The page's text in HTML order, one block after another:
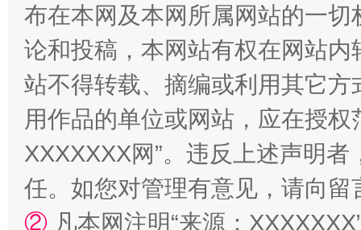
阿坝州三大球赛在茂县开幕 规模
布在本网及本网所属网站的一
论和投稿，本网站有权在网站
站不得转载、摘编或利用其它
用作品的单位或网站，应在授
XXXXXXX网”。违反上述声明
任。如您对管理有意见，请向
② 凡本网注明“来源：